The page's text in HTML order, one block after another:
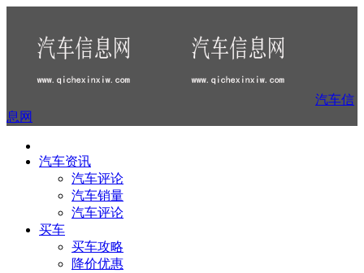
汽车信
息网
汽车资讯
汽车评论
汽车销量
汽车评论
买车
买车攻略
降价优惠